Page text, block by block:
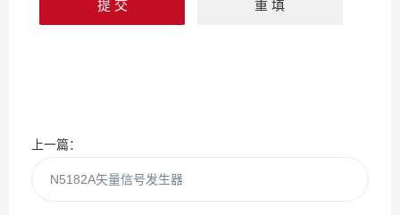
上一篇：
N5182A矢量信号发生器